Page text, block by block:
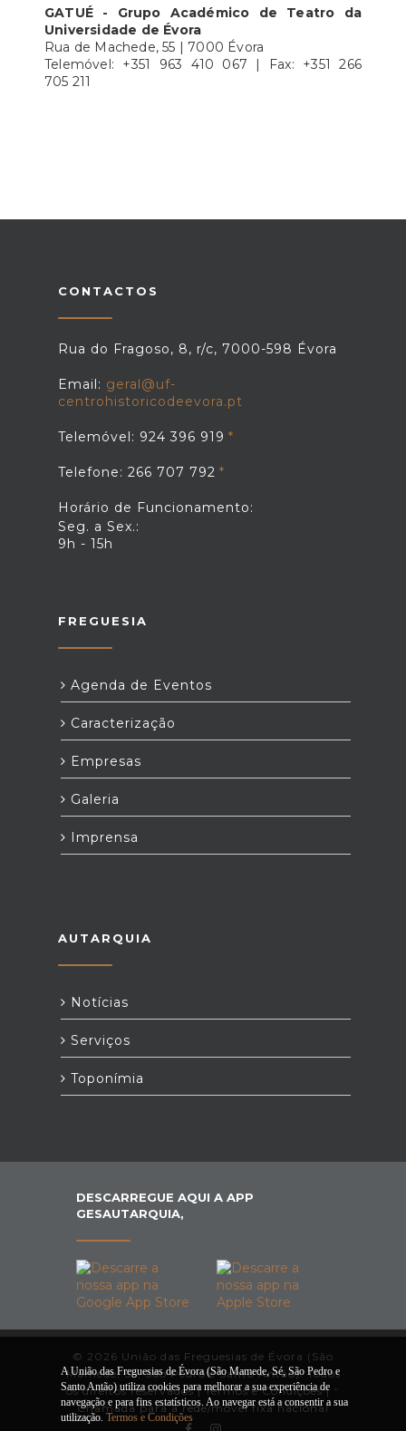
GATUÉ - Grupo Académico de Teatro da
Universidade de Évora
Rua de Machede, 55 | 7000 Évora
Telemóvel: +351 963 410 067 | Fax: +351 266
705 211
CONTACTOS
Rua do Fragoso, 8, r/c, 7000-598 Évora
Email: geral@uf-
centrohistoricodeevora.pt
Telemóvel: 924 396 919
Telefone: 266 707 792
Horário de Funcionamento:
Seg. a Sex.:
9h - 15h
FREGUESIA
Agenda de Eventos
Caracterização
Empresas
Galeria
Imprensa
AUTARQUIA
Notícias
Serviços
Toponímia
DESCARREGUE AQUI A APP
GESAUTARQUIA,
© 2026 União das Freguesias de Évora (São
Mamede, Sé, São Pedro e Santo Antão). Todos
os direitos reservados |Termos e Condições| *
Chamada para a rede/móvel fixa nacional
A União das Freguesias de Évora (São Mamede, Sé, São Pedro e
Santo Antão) utiliza cookies para melhorar a sua experiência de
navegação e para fins estatísticos. Ao navegar está a consentir a sua
utilização. Termos e Condições